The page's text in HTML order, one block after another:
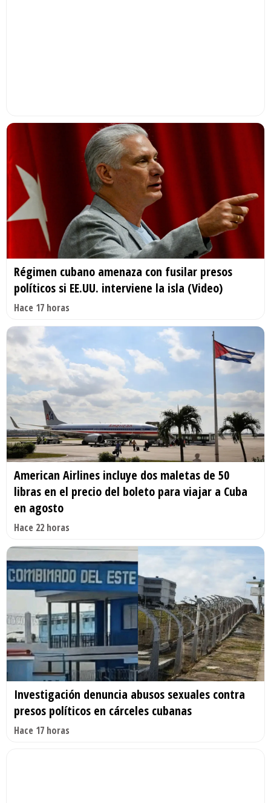
Régimen cubano amenaza con fusilar presos
políticos si EE.UU. interviene la isla (Video)
Hace 17 horas
American Airlines incluye dos maletas de 50
libras en el precio del boleto para viajar a Cuba
en agosto
Hace 22 horas
Investigación denuncia abusos sexuales contra
presos políticos en cárceles cubanas
Hace 17 horas